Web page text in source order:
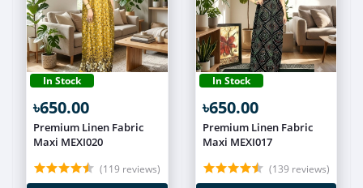
In Stock
৳650.00
Premium Linen Fabric
Maxi MEXI020
(119 reviews)
In Stock
৳650.00
Premium Linen Fabric
Maxi MEXI017
(139 reviews)